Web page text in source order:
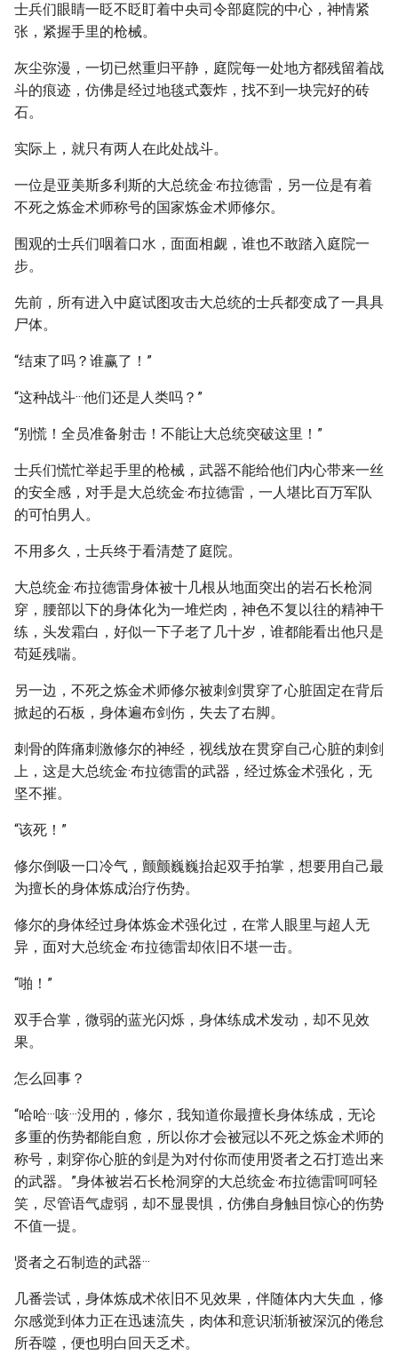
士兵们眼睛一眨不眨盯着中央司令部庭院的中心，神情紧
张，紧握手里的枪械。
灰尘弥漫，一切已然重归平静，庭院每一处地方都残留着战
斗的痕迹，仿佛是经过地毯式轰炸，找不到一块完好的砖
石。
实际上，就只有两人在此处战斗。
一位是亚美斯多利斯的大总统金·布拉德雷，另一位是有着
不死之炼金术师称号的国家炼金术师修尔。
围观的士兵们咽着口水，面面相觑，谁也不敢踏入庭院一
步。
先前，所有进入中庭试图攻击大总统的士兵都变成了一具具
尸体。
“结束了吗？谁赢了！”
“这种战斗···他们还是人类吗？”
“别慌！全员准备射击！不能让大总统突破这里！”
士兵们慌忙举起手里的枪械，武器不能给他们内心带来一丝
的安全感，对手是大总统金·布拉德雷，一人堪比百万军队
的可怕男人。
不用多久，士兵终于看清楚了庭院。
大总统金·布拉德雷身体被十几根从地面突出的岩石长枪洞
穿，腰部以下的身体化为一堆烂肉，神色不复以往的精神干
练，头发霜白，好似一下子老了几十岁，谁都能看出他只是
苟延残喘。
另一边，不死之炼金术师修尔被刺剑贯穿了心脏固定在背后
掀起的石板，身体遍布剑伤，失去了右脚。
刺骨的阵痛刺激修尔的神经，视线放在贯穿自己心脏的刺剑
上，这是大总统金·布拉德雷的武器，经过炼金术强化，无
坚不摧。
“该死！”
修尔倒吸一口冷气，颤颤巍巍抬起双手拍掌，想要用自己最
为擅长的身体炼成治疗伤势。
修尔的身体经过身体炼金术强化过，在常人眼里与超人无
异，面对大总统金·布拉德雷却依旧不堪一击。
“啪！”
双手合掌，微弱的蓝光闪烁，身体练成术发动，却不见效
果。
怎么回事？
“哈哈···咳···没用的，修尔，我知道你最擅长身体练成，无论
多重的伤势都能自愈，所以你才会被冠以不死之炼金术师的
称号，刺穿你心脏的剑是为对付你而使用贤者之石打造出来
的武器。”身体被岩石长枪洞穿的大总统金·布拉德雷呵呵轻
笑，尽管语气虚弱，却不显畏惧，仿佛自身触目惊心的伤势
不值一提。
贤者之石制造的武器···
几番尝试，身体炼成术依旧不见效果，伴随体内大失血，修
尔感觉到体力正在迅速流失，肉体和意识渐渐被深沉的倦怠
所吞噬，便也明白回天乏术。